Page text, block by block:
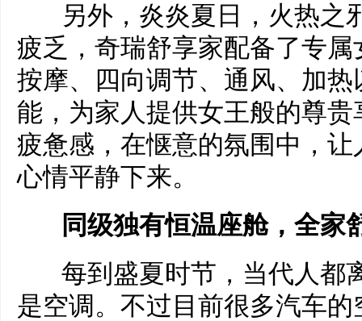
另外，炎炎夏日，火热之
疲乏，奇瑞舒享家配备了专
按摩、四向调节、通风、加
能，为家人提供女王般的尊
疲惫感，在惬意的氛围中，
心情平静下来。
同级独有恒温座舱，全家
每到盛夏时节，当代人都
是空调。不过目前很多汽车